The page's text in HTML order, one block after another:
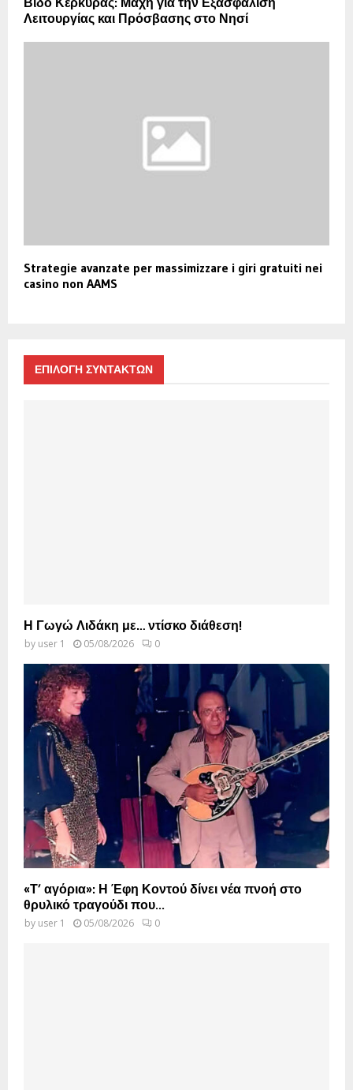
Λειτουργίας και Πρόσβασης στο Νησί
Strategie avanzate per massimizzare i giri gratuiti nei
casino non AAMS
ΕΠΙΛΟΓΗ ΣΥΝΤΑΚΤΩΝ
Η Γωγώ Λιδάκη με… ντίσκο διάθεση!
by user 1 05/08/2026 0
«Τ’ αγόρια»: Η Έφη Κοντού δίνει νέα πνοή στο
θρυλικό τραγούδι που...
by user 1 05/08/2026 0